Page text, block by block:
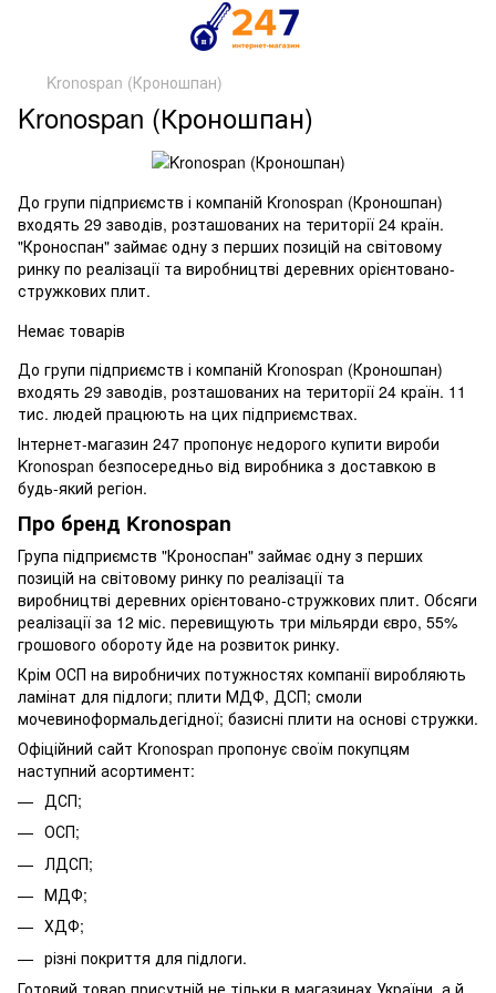
Kronospan (Кроношпан)
Kronospan (Кроношпан)
До групи підприємств і компаній Kronospan (Кроношпан)
входять 29 заводів, розташованих на території 24 країн.
"Кроноспан" займає одну з перших позицій на світовому
ринку по реалізації та виробництві деревних орієнтовано-
стружкових плит.
Немає товарів
До групи підприємств і компаній Kronospan (Кроношпан)
входять 29 заводів, розташованих на території 24 країн. 11
тис. людей працюють на цих підприємствах.
Інтернет-магазин 247 пропонує недорого купити вироби
Kronospan безпосередньо від виробника з доставкою в
будь-який регіон.
Про бренд Kronospan
Група підприємств "Кроноспан" займає одну з перших
позицій на світовому ринку по реалізації та
виробництві деревних орієнтовано-стружкових плит. Обсяги
реалізації за 12 міс. перевищують три мільярди євро, 55%
грошового обороту йде на розвиток ринку.
Крім ОСП на виробничих потужностях компанії виробляють
ламінат для підлоги; плити МДФ, ДСП; смоли
мочевиноформальдегідної; базисні плити на основі стружки.
Офіційний сайт Kronospan пропонує своїм покупцям
наступний асортимент:
ДСП;
ОСП;
ЛДСП;
МДФ;
ХДФ;
різні покриття для підлоги.